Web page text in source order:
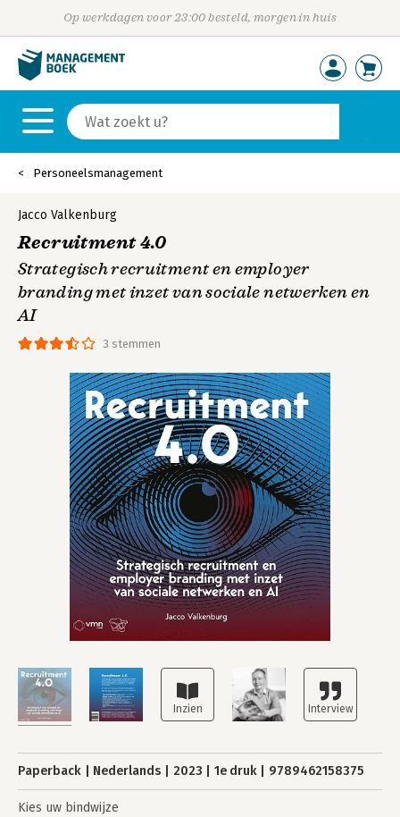
Op werkdagen voor 23:00 besteld, morgen in huis
Personeelsmanagement
3 stemmen
Jacco Valkenburg
Recruitment 4.0
Strategisch recruitment en employer
branding met inzet van sociale netwerken en
AI
Paperback Nederlands 2023 1e druk 9789462158375
Kies uw bindwijze